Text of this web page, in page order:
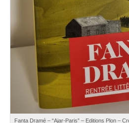
Fanta Dramé – “Ajar-Paris” – Editions Plon –